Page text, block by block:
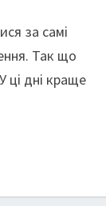
за самі
Так що
ці дні краще